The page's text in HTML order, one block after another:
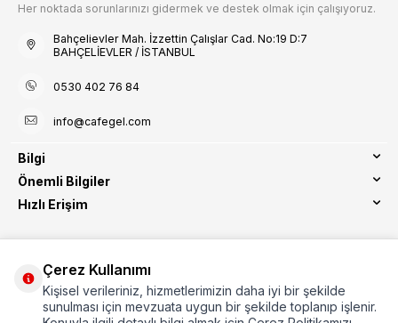
Her noktada sorunlarınızı gidermek ve destek olmak için çalışıyoruz.
Bahçelievler Mah. İzzettin Çalışlar Cad. No:19 D:7
BAHÇELİEVLER / İSTANBUL
0530 402 76 84
info@cafegel.com
Bilgi
Önemli Bilgiler
Hızlı Erişim
Etbis Kayıtlıdır
Çerez Kullanımı
Kişisel verileriniz, hizmetlerimizin daha iyi bir şekilde
sunulması için mevzuata uygun bir şekilde toplanıp işlenir.